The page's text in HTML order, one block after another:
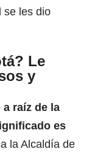
se les dio
Le
y
a raíz de la
es
la Alcaldía de